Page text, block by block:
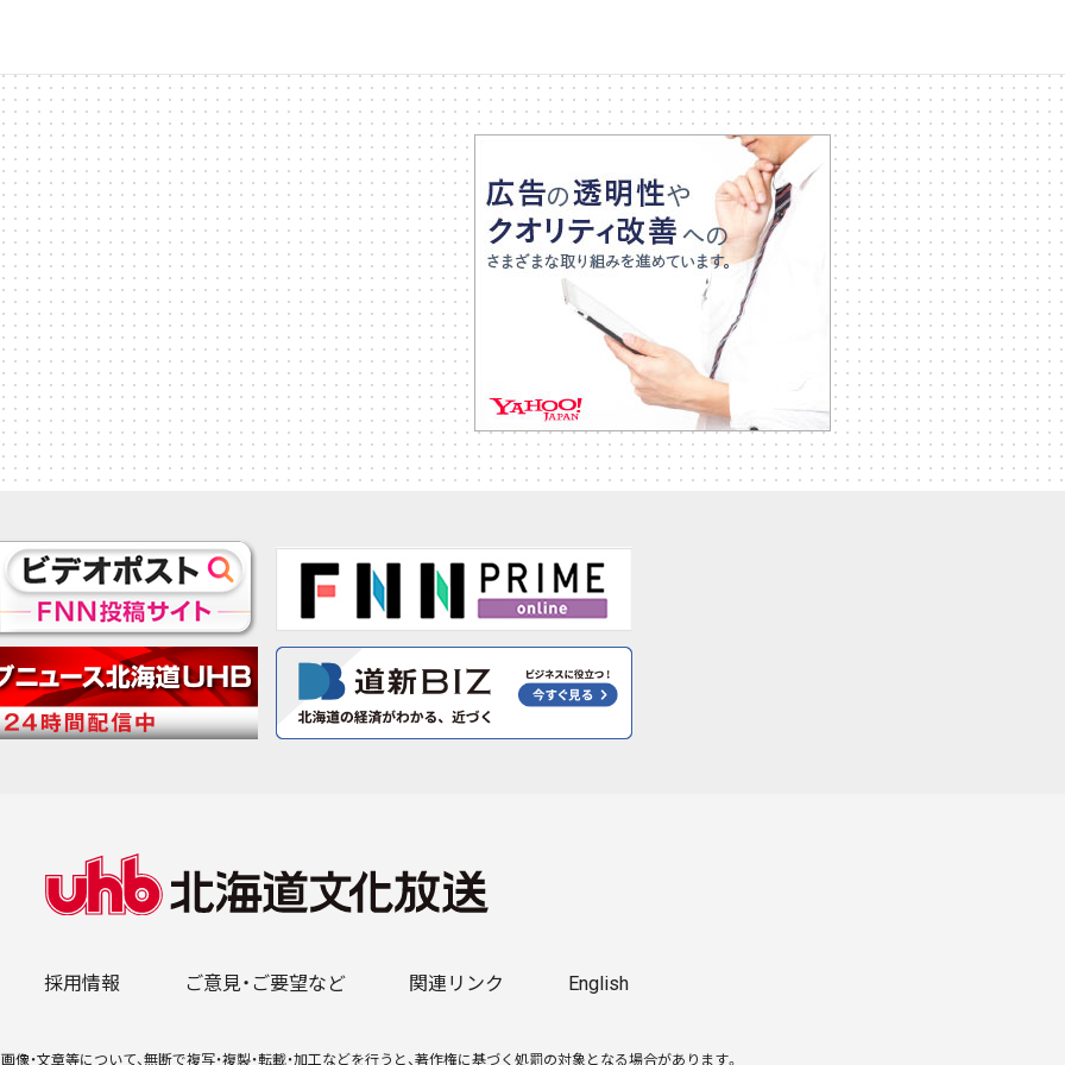
採用情報 ご意見・ご要望など 関連リンク English
像・文章等について、無断で複写・複製・転載・加工などを行うと、著作権に基づく処罰の対象となる場合があります。